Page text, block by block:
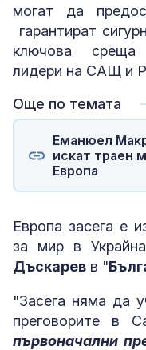
могат да
гарантират
ключова среща
лидери на САЩ и
Още по темата
Еманюел
искат траен
Европа
Европа засега е
за мир в
Дъскарев в "
"Засега няма да
преговорите в
първоначални